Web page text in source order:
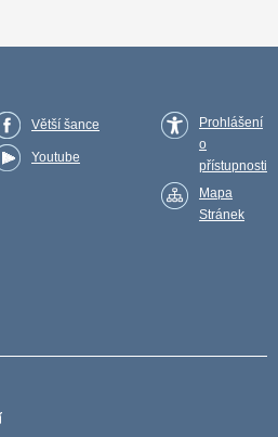
Větší šance
Youtube
Prohlášení
o
přístupnosti
Mapa
Stránek